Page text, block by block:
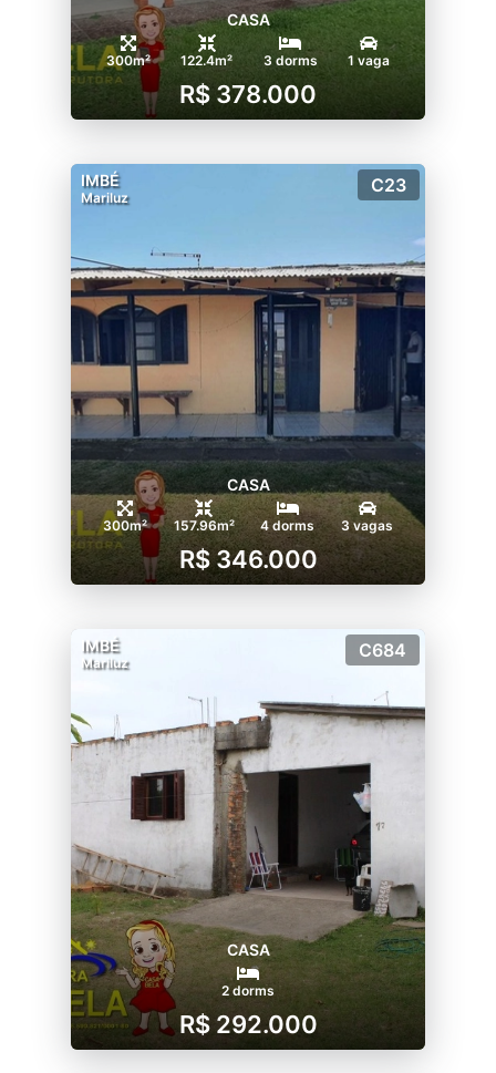
CASA
300m² 122.4m² 3 dorms 1 vaga
R$ 378.000
IMBÉ
Mariluz
C23
CASA
300m² 157.96m² 4 dorms 3 vagas
R$ 346.000
IMBÉ
Mariluz
C684
CASA
2 dorms
R$ 292.000